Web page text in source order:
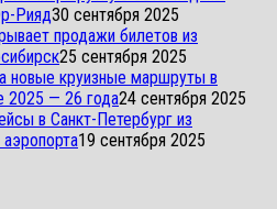
Рияд30 сентября 2025
продажи билетов из
25 сентября 2025
новые круизные маршруты в
2025 — 26 года24 сентября 2025
в Санкт-Петербург из
19 сентября 2025